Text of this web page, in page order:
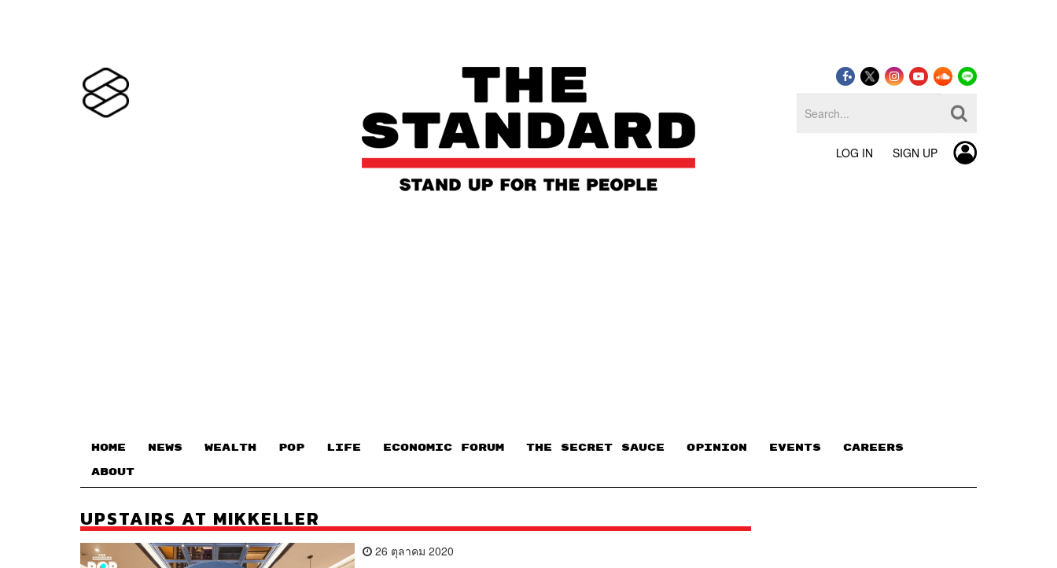
LOG IN SIGN UP
HOME NEWS WEALTH POP LIFE ECONOMIC FORUM THE SECRET SAUCE​ OPINION EVENTS CAREERS
ABOUT
UPSTAIRS AT MIKKELLER
26 ตุลาคม 2020